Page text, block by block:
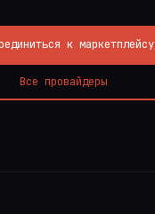
к маркетплейсу
Все провайдеры